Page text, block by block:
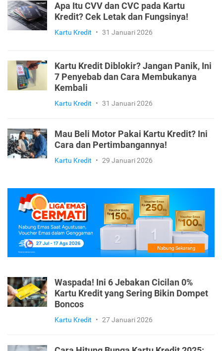
Apa Itu CVV dan CVC pada Kartu
Kredit? Cek Letak dan Fungsinya!
Kartu Kredit • 31 Januari 2026
Kartu Kredit Diblokir? Jangan Panik, Ini
7 Penyebab dan Cara Membukanya
Kembali
Kartu Kredit • 31 Januari 2026
Mau Beli Motor Pakai Kartu Kredit? Ini
Cara dan Pertimbangannya!
Kartu Kredit • 29 Januari 2026
Waspada! Ini 6 Jebakan Cicilan 0%
Kartu Kredit yang Sering Bikin Dompet
Boncos
Kartu Kredit • 27 Januari 2026